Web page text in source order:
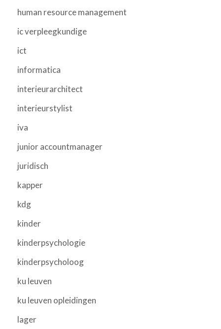
human resource management
ic verpleegkundige
ict
informatica
interieurarchitect
interieurstylist
iva
junior accountmanager
juridisch
kapper
kdg
kinder
kinderpsychologie
kinderpsycholoog
ku leuven
ku leuven opleidingen
lager